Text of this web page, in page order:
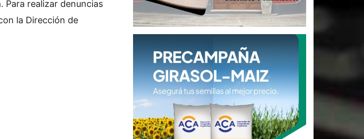
Para realizar denuncias
la Dirección de